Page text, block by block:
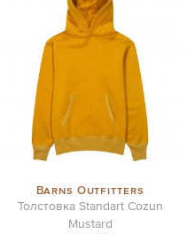
Barns Outfitters
Толстовка Standart Cozun
Mustard